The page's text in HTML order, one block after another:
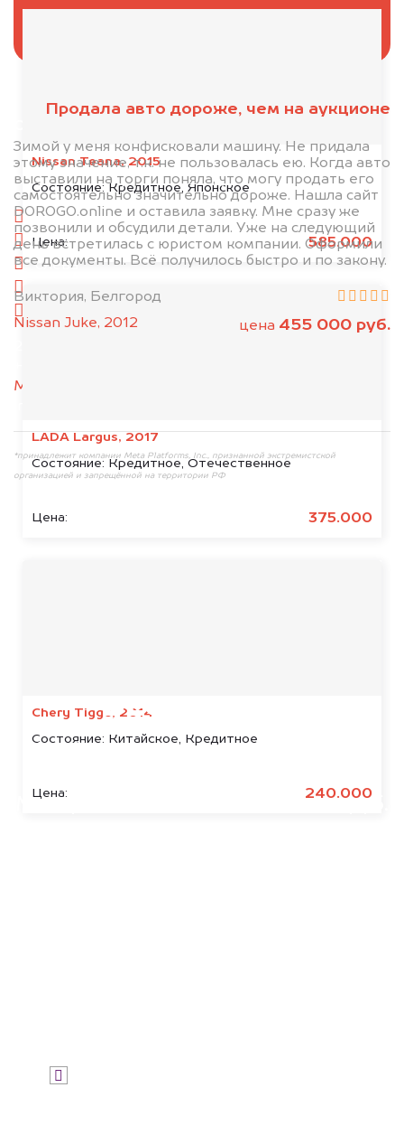
Nissan Teana, 2015
Состояние:Кредитное, Японское
Цена: 585.000
LADA Largus, 2017
Состояние: Кредитное, Отечественное
Цена: 375.000
Chery Tiggo, 2014
Состояние: Китайское, Кредитное
Цена: 240.000
Продала авто дороже, чем на аукционе
Зимой у меня конфисковали машину. Не придала
этому значение, т.к. не пользовалась ею. Когда авто
выставили на торги поняла, что могу продать его
самостоятельно значительно дороже. Нашла сайт
DOROGO.online и оставила заявку. Мне сразу же
позвонили и обсудили детали. Уже на следующий
день встретилась с юристом компании. Оформили
все документы. Всё получилось быстро и по закону.
Виктория, Белгород
Nissan Juke, 2012
цена 455 000 руб.
минуту эксперт-оценщик назовёт сумму.
1. Сфотографируйте машину:
спереди
сзади
слева
MAX
*принадлежит компании Meta Platforms, Inc., признанной экстремистской
организацией и запрещённой на территории РФ
БЕСПЛАТНО
Узнайте стоимость арестованных
Мы купим ваше авто на 20.000 руб.